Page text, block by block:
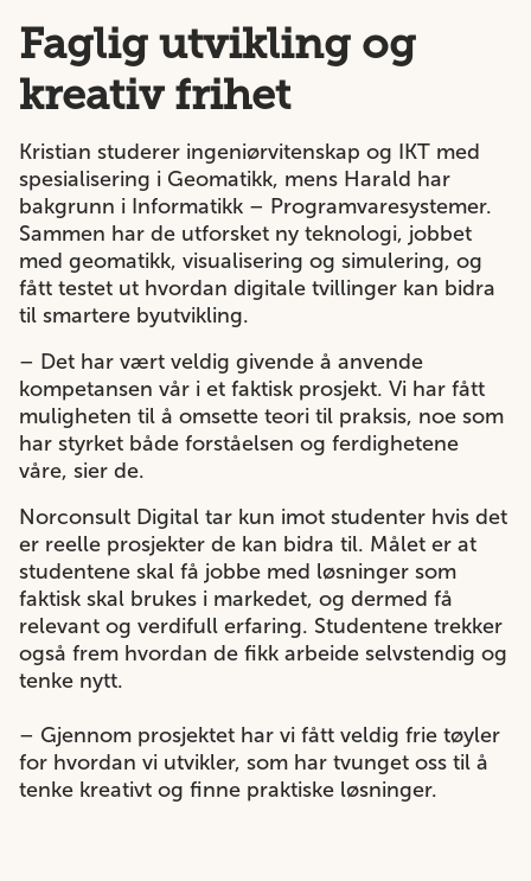
Faglig utvikling og
kreativ frihet
Kristian studerer ingeniørvitenskap og IKT med
spesialisering i Geomatikk, mens Harald har
bakgrunn i Informatikk – Programvaresystemer.
Sammen har de utforsket ny teknologi, jobbet
med geomatikk, visualisering og simulering, og
fått testet ut hvordan digitale tvillinger kan bidra
til smartere byutvikling.
– Det har vært veldig givende å anvende
kompetansen vår i et faktisk prosjekt. Vi har fått
muligheten til å omsette teori til praksis, noe som
har styrket både forståelsen og ferdighetene
våre, sier de.
Norconsult Digital tar kun imot studenter hvis det
er reelle prosjekter de kan bidra til. Målet er at
studentene skal få jobbe med løsninger som
faktisk skal brukes i markedet, og dermed få
relevant og verdifull erfaring. Studentene trekker
også frem hvordan de fikk arbeide selvstendig og
tenke nytt.
– Gjennom prosjektet har vi fått veldig frie tøyler
for hvordan vi utvikler, som har tvunget oss til å
tenke kreativt og finne praktiske løsninger.